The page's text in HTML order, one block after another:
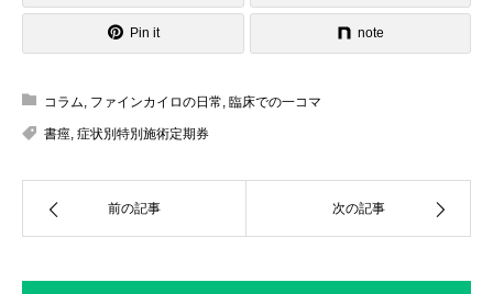
Pin it note
コラム ファインカイロの日常 臨床での一コマ
書痙 症状別特別施術定期券
前の記事 次の記事